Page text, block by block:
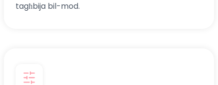
tagħbija bil-mod.